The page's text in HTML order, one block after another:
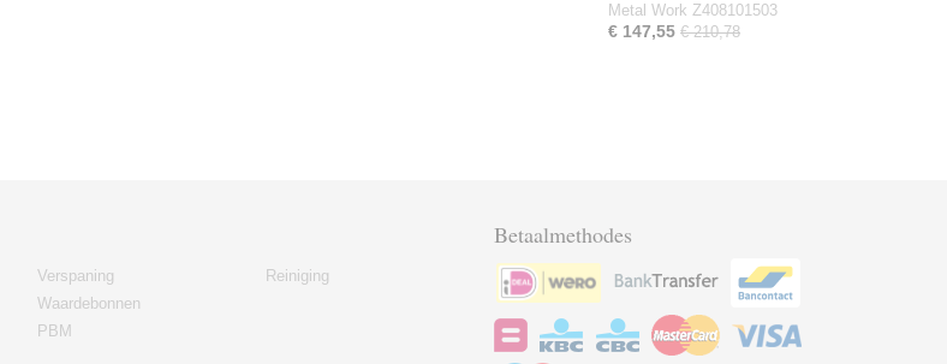
Metal Work Z408101503
€ 147,55 € 210,78
Verspaning
Waardebonnen
PBM
Reiniging
Betaalmethodes